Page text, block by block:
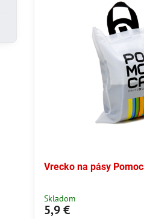
Vrecko na pásy
Skladom
5,9 €